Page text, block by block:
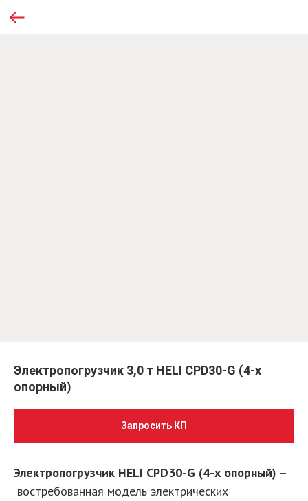
Электропогрузчик 3,0 т HELI CPD30-G (4-х
опорный)
Запросить КП
Электропогрузчик HELI CPD30-G (4-х опорный) –
востребованная модель электрических